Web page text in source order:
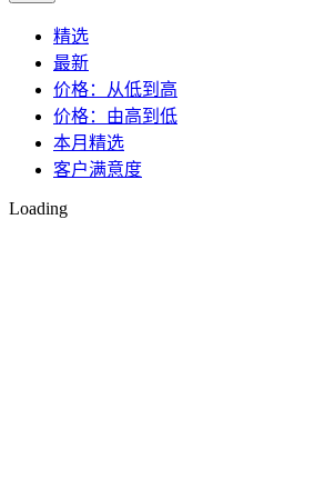
精选
最新
价格：从低到高
价格：由高到低
本月精选
客户满意度
Loading